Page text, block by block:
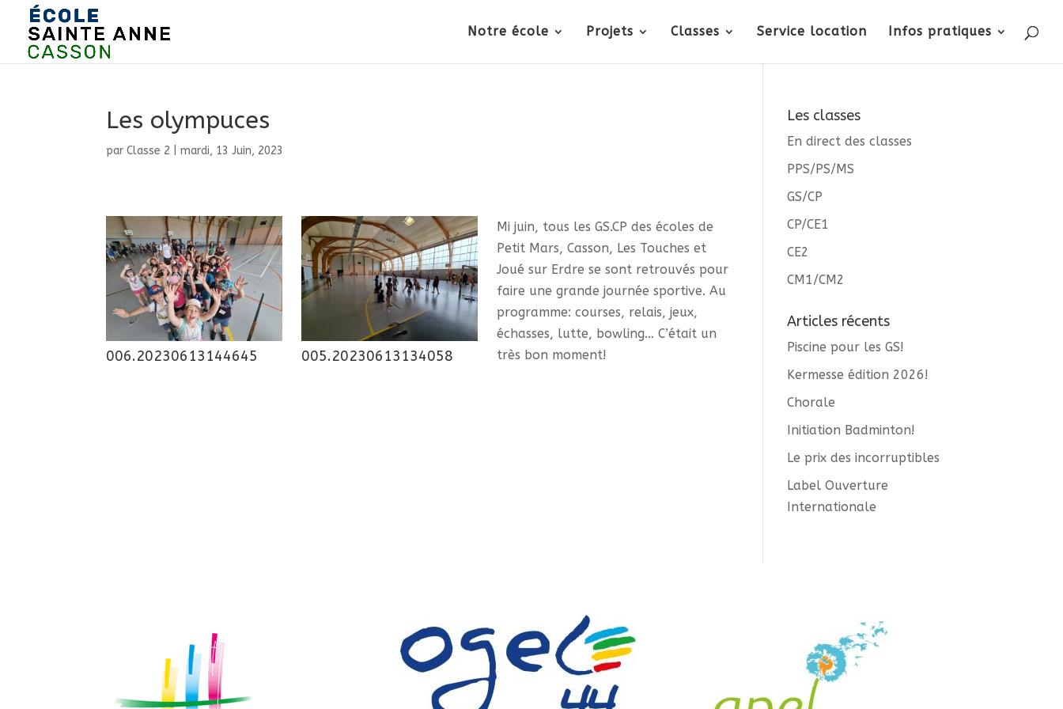
Notre école Projets Classes Service location Infos pratiques
Les olympuces
parClasse 2 |mardi, 13 Juin, 2023
006.20230613144645 005.20230613134058
Mi juin, tous les GS.CP des écoles de
Petit Mars, Casson, Les Touches et
Joué sur Erdre se sont retrouvés pour
faire une grande journée sportive. Au
programme: courses, relais, jeux,
échasses, lutte, bowling… C’était un
très bon moment!
Les classes
En direct des classes
PPS/PS/MS
GS/CP
CP/CE1
CE2
CM1/CM2
Articles récents
Piscine pour les GS!
Kermesse édition 2026!
Chorale
Initiation Badminton!
Le prix des incorruptibles
Label Ouverture
Internationale